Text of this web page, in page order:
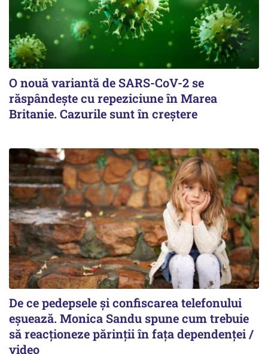
O nouă variantă de SARS-CoV-2 se
răspândește cu repeziciune în Marea
Britanie. Cazurile sunt în creștere
De ce pedepsele și confiscarea telefonului
eșuează. Monica Sandu spune cum trebuie
să reacționeze părinții în fața dependenței /
video